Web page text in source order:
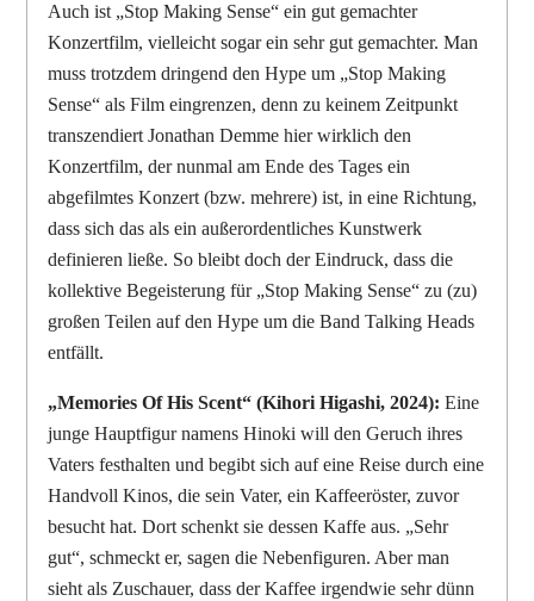
Auch ist „Stop Making Sense“ ein gut gemachter
Konzertfilm, vielleicht sogar ein sehr gut gemachter. Man
muss trotzdem dringend den Hype um „Stop Making
Sense“ als Film eingrenzen, denn zu keinem Zeitpunkt
transzendiert Jonathan Demme hier wirklich den
Konzertfilm, der nunmal am Ende des Tages ein
abgefilmtes Konzert (bzw. mehrere) ist, in eine Richtung,
dass sich das als ein außerordentliches Kunstwerk
definieren ließe. So bleibt doch der Eindruck, dass die
kollektive Begeisterung für „Stop Making Sense“ zu (zu)
großen Teilen auf den Hype um die Band Talking Heads
entfällt.
„Memories Of His Scent“ (Kihori Higashi, 2024): Eine
junge Hauptfigur namens Hinoki will den Geruch ihres
Vaters festhalten und begibt sich auf eine Reise durch eine
Handvoll Kinos, die sein Vater, ein Kaffeeröster, zuvor
besucht hat. Dort schenkt sie dessen Kaffe aus. „Sehr
gut“, schmeckt er, sagen die Nebenfiguren. Aber man
sieht als Zuschauer, dass der Kaffee irgendwie sehr dünn